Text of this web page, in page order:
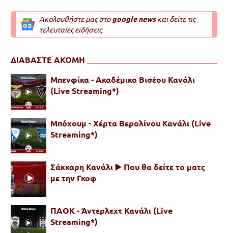
Ακολουθήστε μας στοgoogle newsκαι δείτε τις
τελευταίες ειδήσεις
ΔΙΑΒΑΣΤΕ ΑΚΟΜΗ
Μπενφίκα - Ακαδέμικο Βισέου Κανάλι
(Live Streaming*)
Μπόχουμ - Χέρτα Βερολίνου Κανάλι (Live
Streaming*)
Σάκκαρη Κανάλι ▶️ Που θα δείτε το ματς
με την Γκοφ
ΠΑΟΚ - Άντερλεχτ Κανάλι (Live
Streaming*)